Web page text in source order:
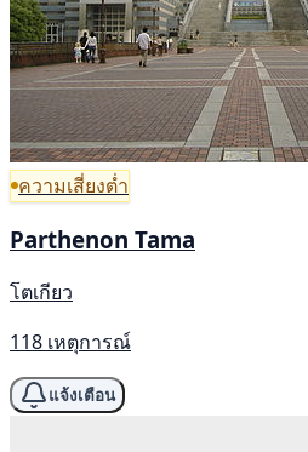
ความเสี่ยงต่ำ
Parthenon Tama
โตเกียว
118 เหตุการณ์
แจ้งเตือน